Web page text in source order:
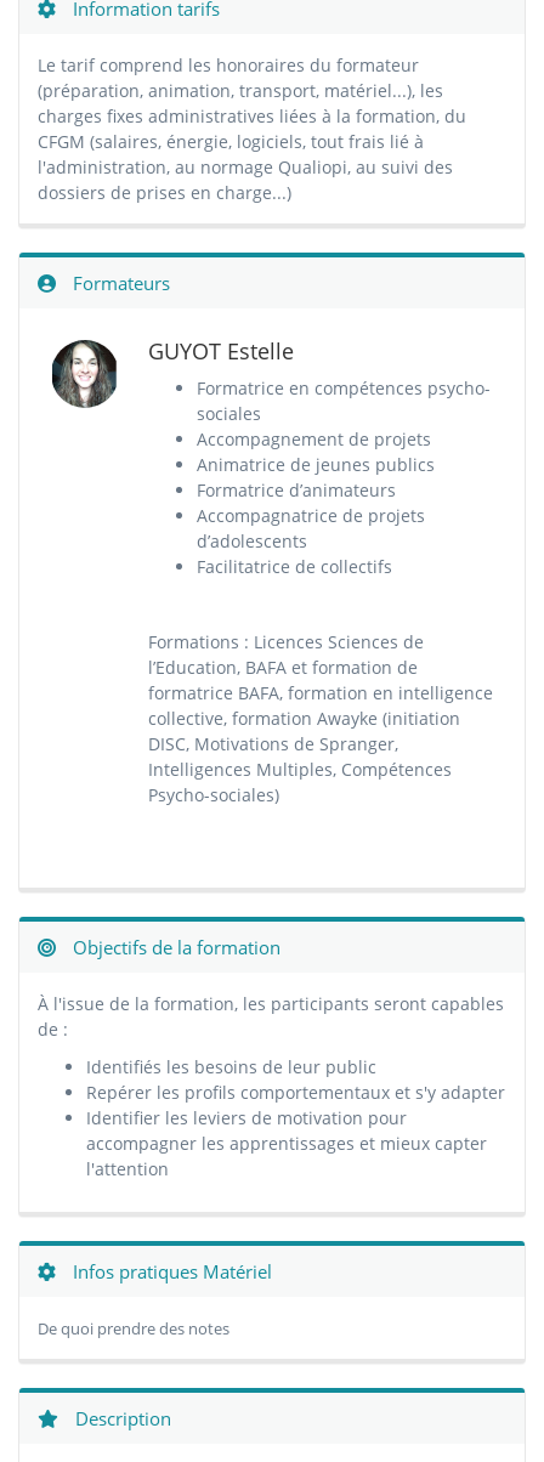
Information tarifs
Le tarif comprend les honoraires du formateur
(préparation, animation, transport, matériel...), les
charges fixes administratives liées à la formation, du
CFGM (salaires, énergie, logiciels, tout frais lié à
l'administration, au normage Qualiopi, au suivi des
dossiers de prises en charge...)
Formateurs
GUYOT Estelle
Formatrice en compétences psycho-
sociales
Accompagnement de projets
Animatrice de jeunes publics
Formatrice d’animateurs
Accompagnatrice de projets
d’adolescents
Facilitatrice de collectifs
Formations : Licences Sciences de
l’Education, BAFA et formation de
formatrice BAFA, formation en intelligence
collective, formation Awayke (initiation
DISC, Motivations de Spranger,
Intelligences Multiples, Compétences
Psycho-sociales)
Objectifs de la formation
À l'issue de la formation, les participants seront capables
de :
Identifiés les besoins de leur public
Repérer les profils comportementaux et s'y adapter
Identifier les leviers de motivation pour
accompagner les apprentissages et mieux capter
l'attention
Infos pratiques Matériel
De quoi prendre des notes
Description